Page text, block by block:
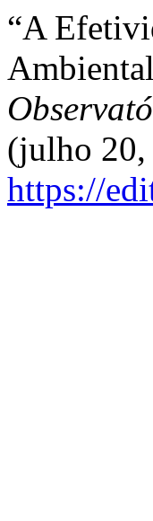
“A
(julho 20,
https://